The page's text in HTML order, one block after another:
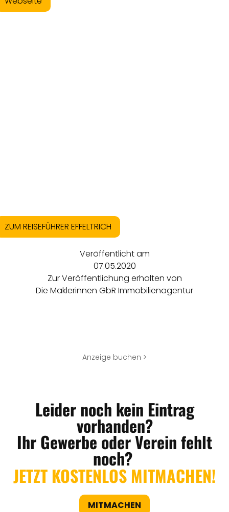
ZUM REISEFÜHRER EFFELTRICH
Veröffentlicht am
07.05.2020
Zur Veröffentlichung erhalten von
Die Maklerinnen GbR Immobilienagentur
Anzeige buchen >
Leider noch kein Eintrag
vorhanden?
Ihr Gewerbe oder Verein fehlt
noch?
JETZT KOSTENLOS MITMACHEN!
MITMACHEN